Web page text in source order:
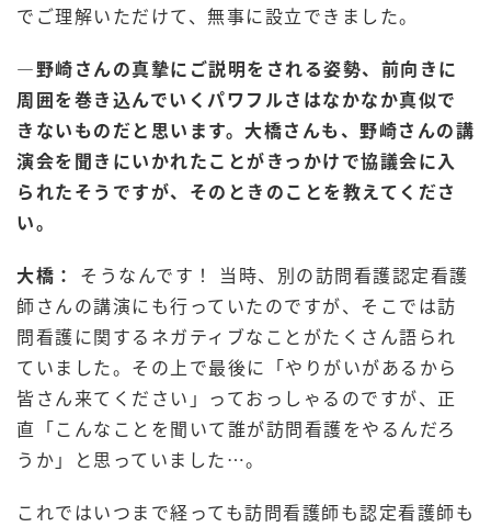
でご理解いただけて、無事に設立できました。
―野崎さんの真摯にご説明をされる姿勢、前向きに
周囲を巻き込んでいくパワフルさはなかなか真似で
きないものだと思います。大橋さんも、野崎さんの講
演会を聞きにいかれたことがきっかけで協議会に入
られたそうですが、そのときのことを教えてくださ
い。
大橋： そうなんです！ 当時、別の訪問看護認定看護
師さんの講演にも行っていたのですが、そこでは訪
問看護に関するネガティブなことがたくさん語られ
ていました。その上で最後に「やりがいがあるから
皆さん来てください」っておっしゃるのですが、正
直「こんなことを聞いて誰が訪問看護をやるんだろ
うか」と思っていました…。
これではいつまで経っても訪問看護師も認定看護師も